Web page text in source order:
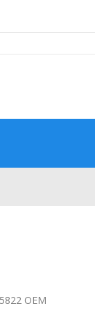
OEM